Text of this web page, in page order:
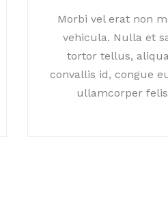
Morbi vel erat non
vehicula. Nulla et
tortor tellus,
convallis id, congue
ullamcorper